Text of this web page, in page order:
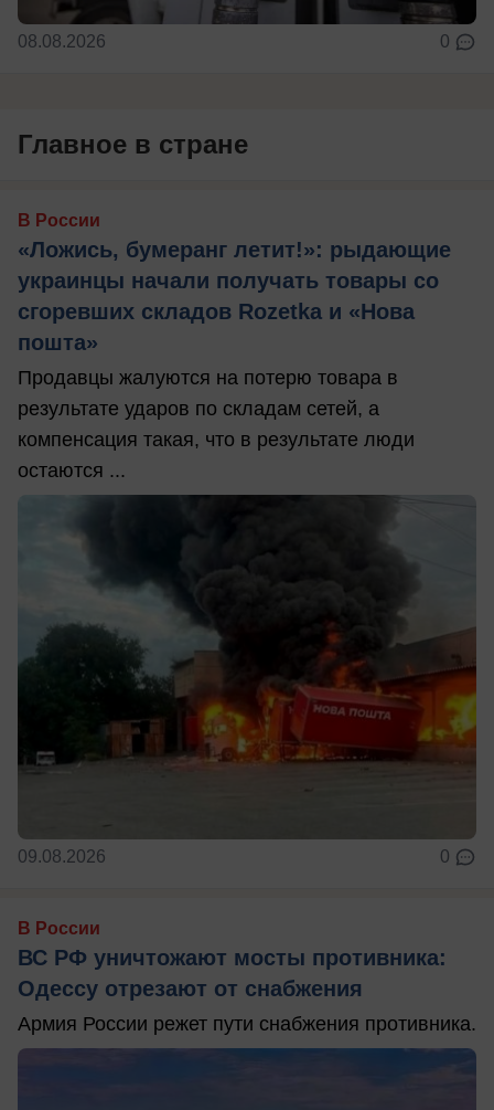
08.08.2026 0
Главное в стране
В России
«Ложись, бумеранг летит!»: рыдающие
украинцы начали получать товары со
сгоревших складов Rozetka и «Нова
пошта»
Продавцы жалуются на потерю товара в
результате ударов по складам сетей, а
компенсация такая, что в результате люди
остаются ...
09.08.2026 0
В России
ВС РФ уничтожают мосты противника:
Одессу отрезают от снабжения
Армия России режет пути снабжения противника.